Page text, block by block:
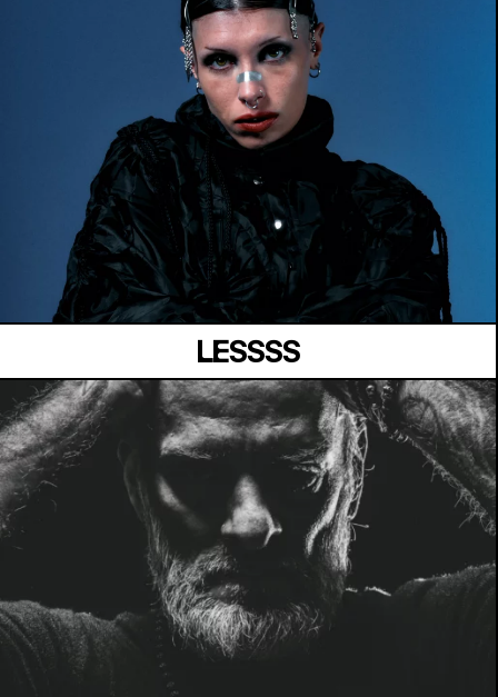
LESSSS
MANOIR DE KEROUAL
Samedi 04 juillet
MANOIR DE KEROUAL
Samedi 04 juillet